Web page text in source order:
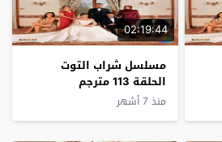
02:19:44
مسلسل شراب التوت
الحلقة 113 مترجم
منذ 7 أشهر